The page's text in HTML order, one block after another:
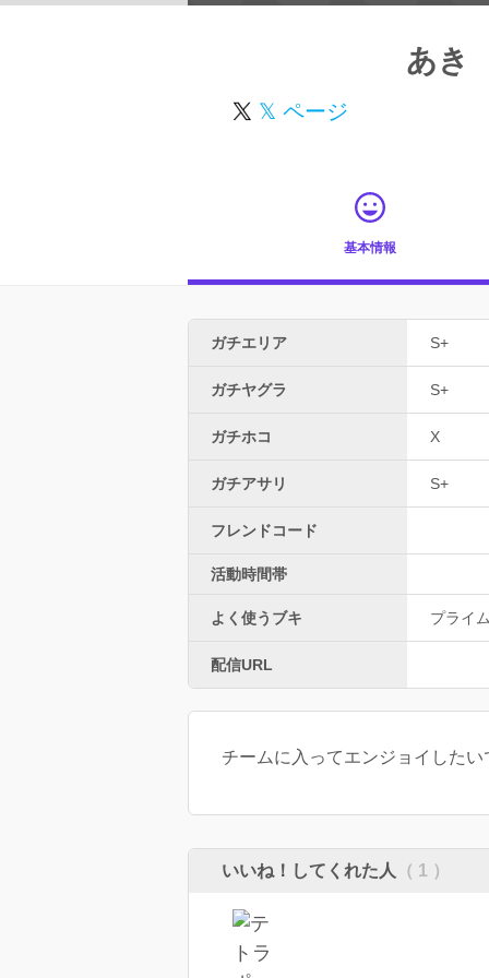
あき
𝕏 ページ
基本情報
ガチエリア S+
ガチヤグラ S+
ガチホコ X
ガチアサリ S+
フレンドコード
活動時間帯
よく使うブキ プライ
配信URL
チームに入ってエンジョイしたい
いいね！してくれた人 （ 1 ）